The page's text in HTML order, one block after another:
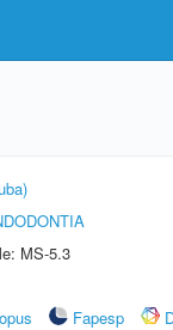
MS-5.3
Fapesp